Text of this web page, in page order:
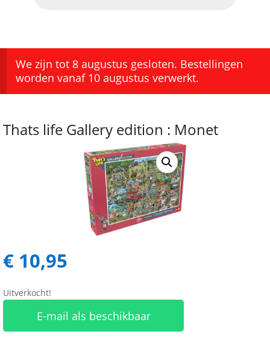
We zijn tot 8 augustus gesloten. Bestellingen
worden vanaf 10 augustus verwerkt.
Thats life Gallery edition : Monet
€ 10,95
Uitverkocht!
E-mail als beschikbaar